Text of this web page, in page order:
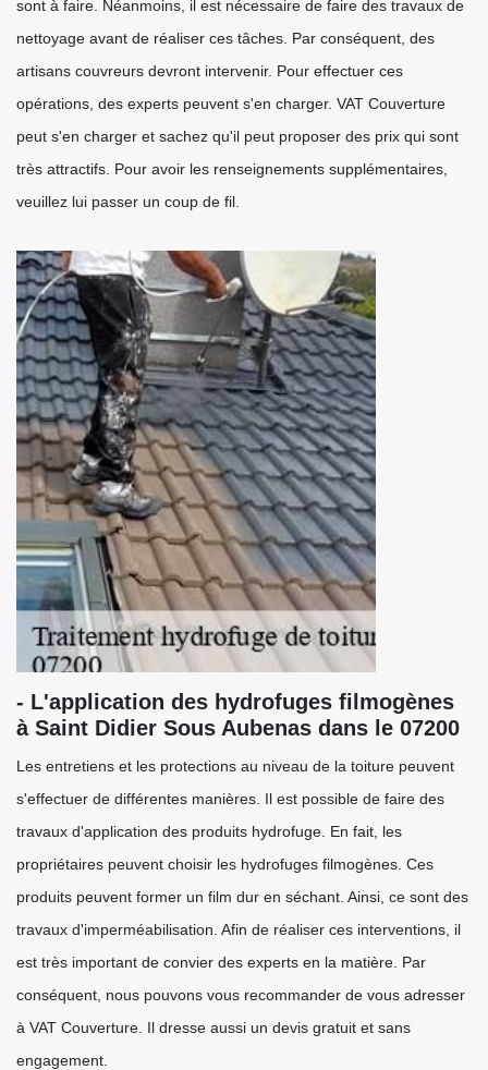
sont à faire. Néanmoins, il est nécessaire de faire des travaux de
nettoyage avant de réaliser ces tâches. Par conséquent, des
artisans couvreurs devront intervenir. Pour effectuer ces
opérations, des experts peuvent s'en charger. VAT Couverture
peut s'en charger et sachez qu'il peut proposer des prix qui sont
très attractifs. Pour avoir les renseignements supplémentaires,
veuillez lui passer un coup de fil.
- L'application des hydrofuges filmogènes
à Saint Didier Sous Aubenas dans le 07200
Les entretiens et les protections au niveau de la toiture peuvent
s'effectuer de différentes manières. Il est possible de faire des
travaux d'application des produits hydrofuge. En fait, les
propriétaires peuvent choisir les hydrofuges filmogènes. Ces
produits peuvent former un film dur en séchant. Ainsi, ce sont des
travaux d'imperméabilisation. Afin de réaliser ces interventions, il
est très important de convier des experts en la matière. Par
conséquent, nous pouvons vous recommander de vous adresser
à VAT Couverture. Il dresse aussi un devis gratuit et sans
engagement.